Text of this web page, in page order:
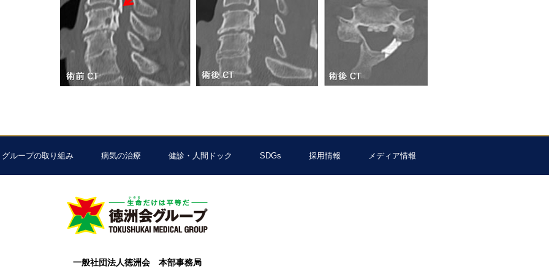
グループの取り組み 病気の治療 健診・人間ドック SDGs 採用情報 メディア情報
一般社団法人徳洲会 本部事務局